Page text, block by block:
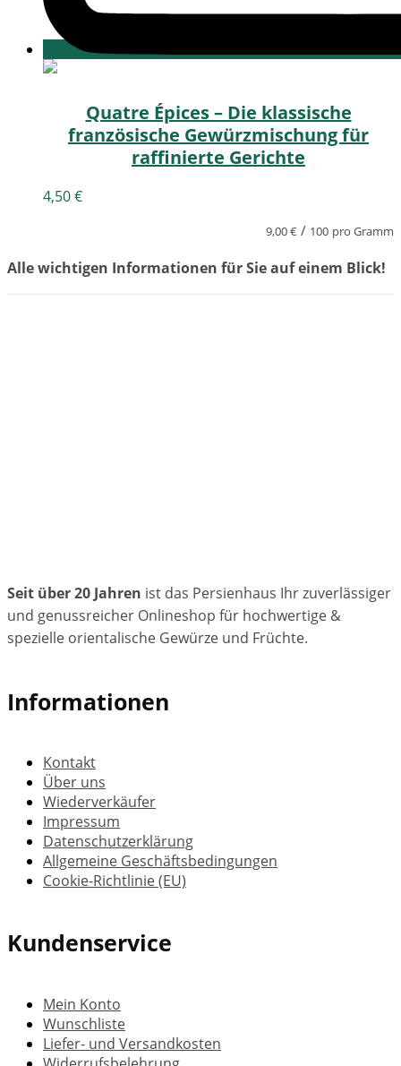
Quatre Épices – Die klassische
französische Gewürzmischung für
raffinierte Gerichte
4,50€
9,00€ / 100 pro Gramm
Alle wichtigen Informationen für Sie auf einem Blick!
Seit über 20 Jahren ist das Persienhaus Ihr zuverlässiger
und genussreicher Onlineshop für hochwertige &
spezielle orientalische Gewürze und Früchte.
Informationen
Kontakt
Über uns
Wiederverkäufer
Impressum
Datenschutzerklärung
Allgemeine Geschäftsbedingungen
Cookie-Richtlinie (EU)
Kundenservice
Mein Konto
Wunschliste
Liefer- und Versandkosten